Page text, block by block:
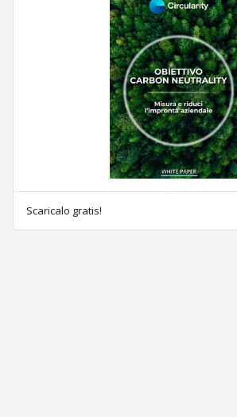
Scaricalo gratis!